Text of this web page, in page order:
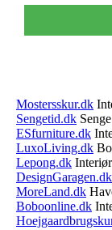
Mostersskur.dk
Sengetid.dk
ESfurniture.dk
LuxoLiving.dk
Lepong.dk
DesignGaragen.dk
MoreLand.dk
Boboonline.dk